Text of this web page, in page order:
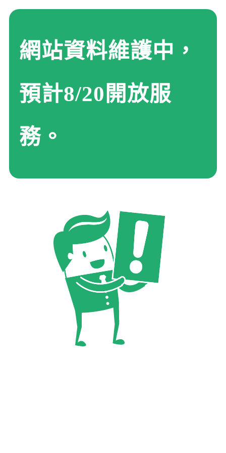
網站資料維護中，
預計8/20開放服
務。